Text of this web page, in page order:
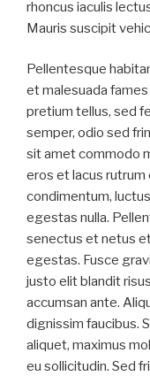
rhoncus iaculis
Mauris suscipit
Pellentesque
et malesuada
pretium tellus, sed
semper, odio sed
sit amet commodo
eros et lacus rutrum
condimentum,
egestas nulla.
senectus et netus
egestas. Fusce
justo elit blandit
accumsan ante.
dignissim faucibus.
aliquet, maximus
eu sollicitudin. Sed